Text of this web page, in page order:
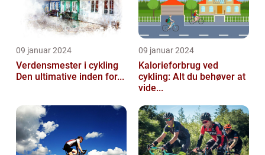
09 januar 2024
Verdensmester i cykling
Den ultimative inden for...
09 januar 2024
Kalorieforbrug ved
cykling: Alt du behøver at
vide...